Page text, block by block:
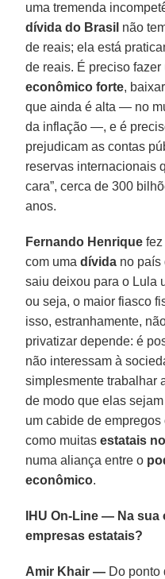
uma tremenda
dívida do Brasil não
de reais; ela está
de reais. É preciso
econômico forte,
que ainda é alta — no
da inflação —, e é
prejudicam as contas
reservas internacionais
cara”, cerca de 300
anos.
Fernando Henrique fez
com umadívida no país
saiu deixou para o Lula
ou seja, o maior fiasco
isso, estranhamente,
privatizar depende: é
não interessam à
simplesmente trabalhar
de modo que elas
um cabide de
como muitasestatais
numa aliança entre o
econômico.
IHU On-Line — Na
empresas estatais?
Amir Khair — Do ponto